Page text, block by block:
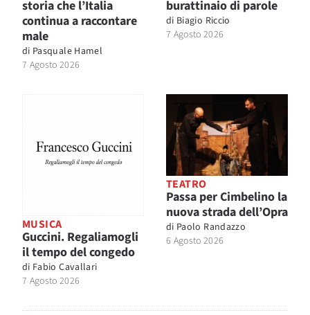
storia che l’Italia
continua a raccontare
male
di Pasquale Hamel
7 Agosto 2026
burattinaio di parole
di Biagio Riccio
7 Agosto 2026
MUSICA
Guccini. Regaliamogli
il tempo del congedo
di Fabio Cavallari
7 Agosto 2026
TEATRO
Passa per Cimbelino la
nuova strada dell’Opra
di Paolo Randazzo
6 Agosto 2026